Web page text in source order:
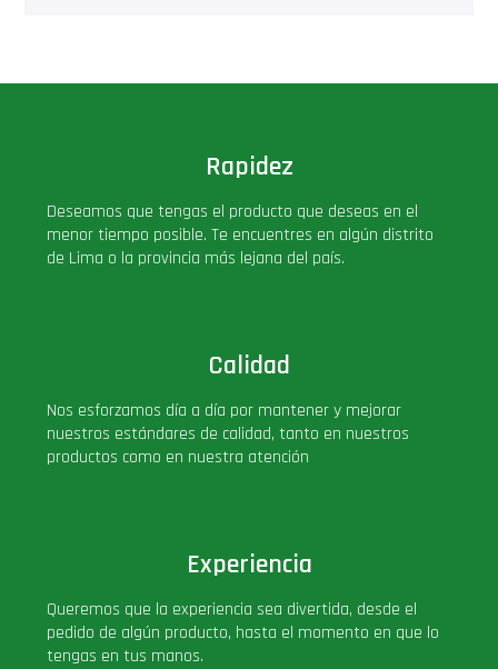
Gift Cards
Movie Poster
Plush
Rapidez
Deseamos que tengas el producto que deseas en el
menor tiempo posible. Te encuentres en algún distrito
de Lima o la provincia más lejana del país.
Calidad
Nos esforzamos día a día por mantener y mejorar
nuestros estándares de calidad, tanto en nuestros
productos como en nuestra atención
Experiencia
Queremos que la experiencia sea divertida, desde el
pedido de algún producto, hasta el momento en que lo
tengas en tus manos.